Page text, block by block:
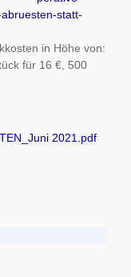
statt-
in Höhe von:
für 16 €, 500
2021.pdf